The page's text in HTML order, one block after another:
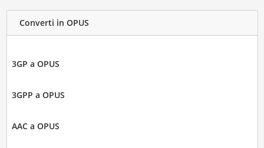
Converti in OPUS
3GP a OPUS
3GPP a OPUS
AAC a OPUS